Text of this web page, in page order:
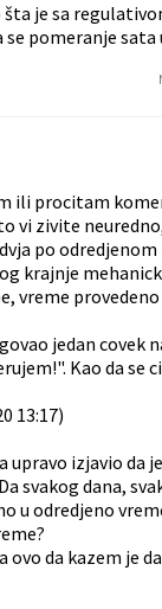
je sa
pomeranje sata
ili procitam
vi zivite
po
krajnje
vreme provedeno
jedan covek
Kao da se
13:17)
upravo izjavio da
svakog dana,
u odredjeno
ovo da kazem je